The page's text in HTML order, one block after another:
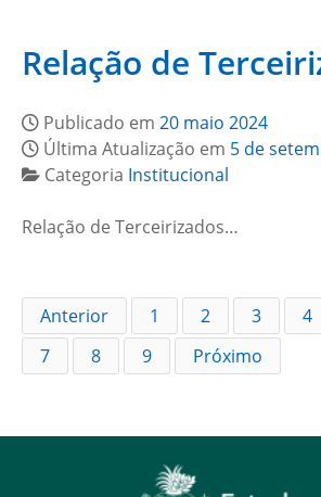
Relação de
Publicado em 20 maio 2024
Última Atualização em 5 de
Categoria Institucional
Relação de Terceirizados…
Anterior 1 2 3 4
7
8 9 Próximo